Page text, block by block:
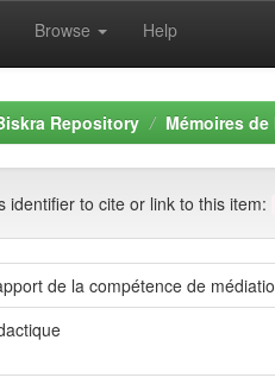
Browse Help
Repository Mémoires de
identifier to cite or link to this item:
de la compétence de